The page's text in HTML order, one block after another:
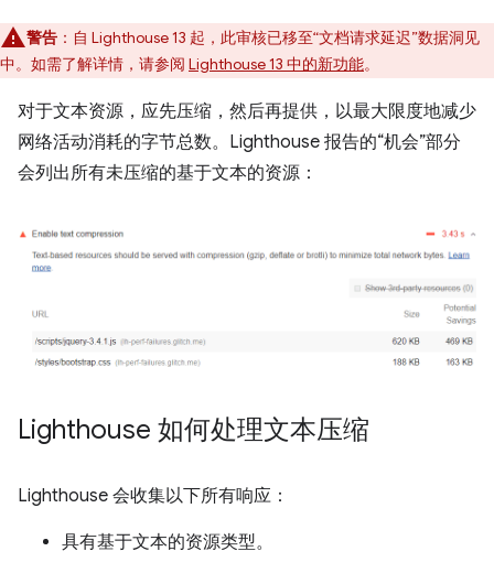
警告 ：自 Lighthouse 13 起，此审核已移至“文档请求延迟”数据洞见
中。 如需了解详情，请参阅 Lighthouse 13 中的新功能。
对于文本资源，应先压缩，然后再提供，以最大限度地减少
网络活动消耗的字节总数。Lighthouse 报告的“机会”部分
会列出所有未压缩的基于文本的资源：
Lighthouse 如何处理文本压缩
Lighthouse 会收集以下所有响应：
具有基于文本的资源类型。